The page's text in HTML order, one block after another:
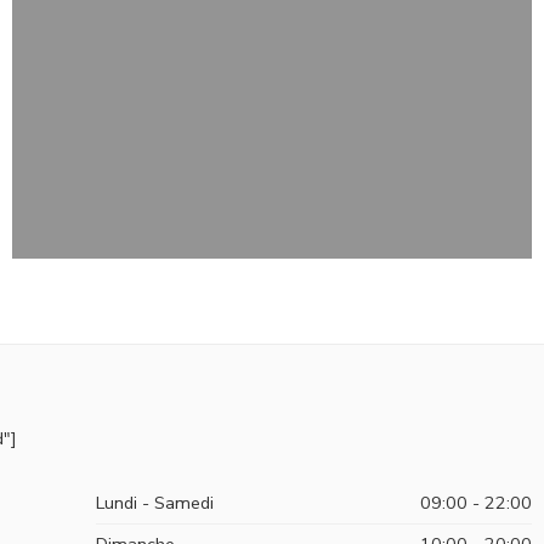
Lundi - Samedi
09:00 - 22:00